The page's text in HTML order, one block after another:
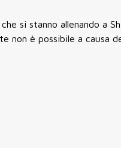
si stanno allenando a
non è possibile a causa